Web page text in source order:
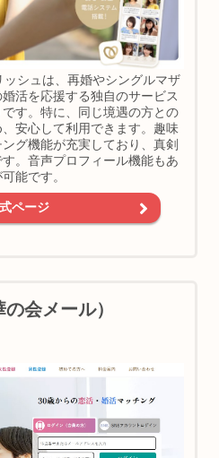
ッシュは、再婚やシングルマザ
活を応援する独自のサービス
す。特に、同じ境遇の方との
安心して利用できます。趣味
グ機能が充実しており、真剣
。音声プロフィール機能もあ
能です。
ページ
会メール）